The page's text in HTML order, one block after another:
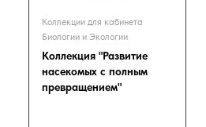
Коллекции для кабинета
Биологии и Экологии
Коллекция "Развитие
насекомых с полным
превращением"